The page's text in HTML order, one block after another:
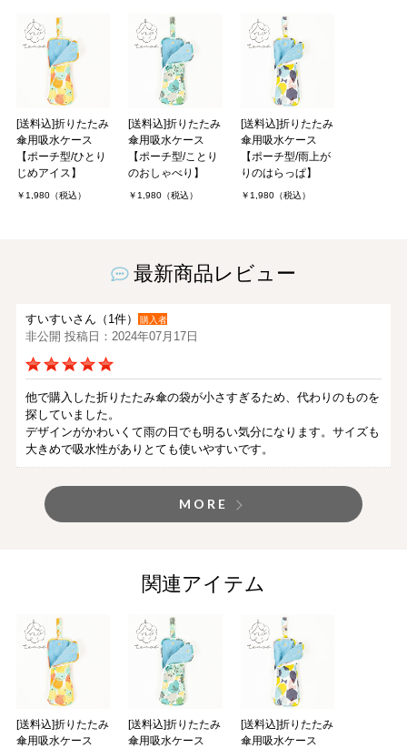
[送料込]折りたたみ
傘用吸水ケース
【ポーチ型/ひとり
じめアイス】
￥1,980（税込）
[送料込]折りたたみ
傘用吸水ケース
【ポーチ型/ことり
のおしゃべり】
￥1,980（税込）
[送料込]折りたたみ
傘用吸水ケース
【ポーチ型/雨上が
りのはらっぱ】
￥1,980（税込）
最新商品レビュー
すいすいさん（1件） 購入者
非公開 投稿日：2024年07月17日
他で購入した折りたたみ傘の袋が小さすぎるため、代わりのものを
探していました。
デザインがかわいくて雨の日でも明るい気分になります。サイズも
大きめで吸水性がありとても使いやすいです。
MORE
関連アイテム
[送料込]折りたたみ
傘用吸水ケース
[送料込]折りたたみ
傘用吸水ケース
[送料込]折りたたみ
傘用吸水ケース